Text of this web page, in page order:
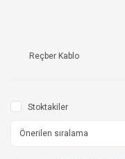
Reçber Kablo
Stoktakiler